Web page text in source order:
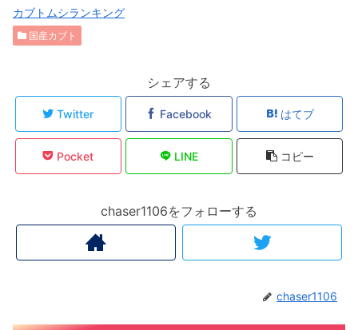
カブトムシランキング
国産カブト
シェアする
Twitter Facebook はてブ
Pocket LINE コピー
chaser1106をフォローする
chaser1106